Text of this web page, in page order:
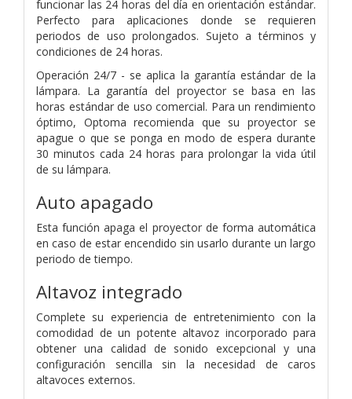
funcionar las 24 horas del día en orientación estándar.
Perfecto para aplicaciones donde se requieren
periodos de uso prolongados. Sujeto a términos y
condiciones de 24 horas.
Operación 24/7 - se aplica la garantía estándar de la
lámpara. La garantía del proyector se basa en las
horas estándar de uso comercial. Para un rendimiento
óptimo, Optoma recomienda que su proyector se
apague o que se ponga en modo de espera durante
30 minutos cada 24 horas para prolongar la vida útil
de su lámpara.
Auto apagado
Esta función apaga el proyector de forma automática
en caso de estar encendido sin usarlo durante un largo
periodo de tiempo.
Altavoz integrado
Complete su experiencia de entretenimiento con la
comodidad de un potente altavoz incorporado para
obtener una calidad de sonido excepcional y una
configuración sencilla sin la necesidad de caros
altavoces externos.